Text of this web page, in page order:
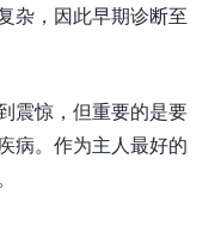
杂，因此早期诊断至
震惊，但重要的是要
病。作为主人最好的